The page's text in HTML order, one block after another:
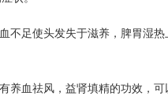
不足使头发失于滋养，脾胃湿
血祛风，益肾填精的功效，可